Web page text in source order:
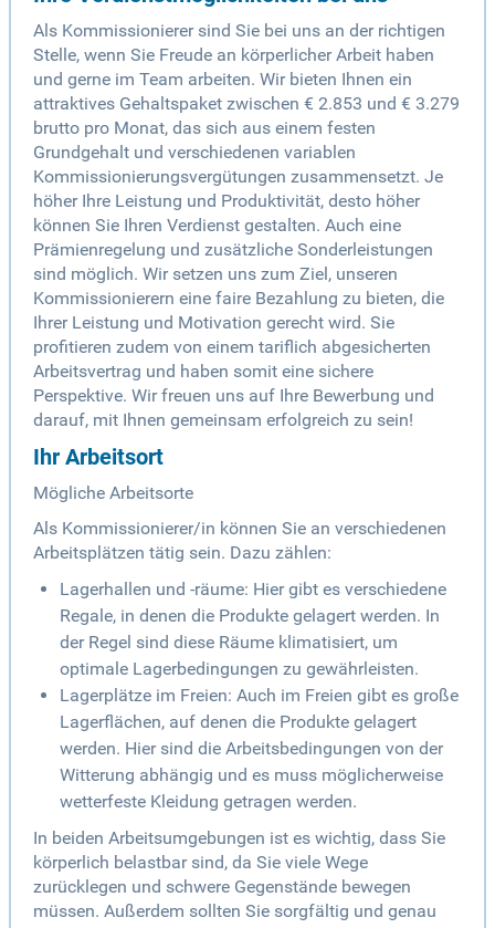
Als Kommissionierer sind Sie bei uns an der richtigen
Stelle, wenn Sie Freude an körperlicher Arbeit haben
und gerne im Team arbeiten. Wir bieten Ihnen ein
attraktives Gehaltspaket zwischen € 2.853 und € 3.279
brutto pro Monat, das sich aus einem festen
Grundgehalt und verschiedenen variablen
Kommissionierungsvergütungen zusammensetzt. Je
höher Ihre Leistung und Produktivität, desto höher
können Sie Ihren Verdienst gestalten. Auch eine
Prämienregelung und zusätzliche Sonderleistungen
sind möglich. Wir setzen uns zum Ziel, unseren
Kommissionierern eine faire Bezahlung zu bieten, die
Ihrer Leistung und Motivation gerecht wird. Sie
profitieren zudem von einem tariflich abgesicherten
Arbeitsvertrag und haben somit eine sichere
Perspektive. Wir freuen uns auf Ihre Bewerbung und
darauf, mit Ihnen gemeinsam erfolgreich zu sein!
Ihr Arbeitsort
Mögliche Arbeitsorte
Als Kommissionierer/in können Sie an verschiedenen
Arbeitsplätzen tätig sein. Dazu zählen:
Lagerhallen und -räume: Hier gibt es verschiedene
Regale, in denen die Produkte gelagert werden. In
der Regel sind diese Räume klimatisiert, um
optimale Lagerbedingungen zu gewährleisten.
Lagerplätze im Freien: Auch im Freien gibt es große
Lagerflächen, auf denen die Produkte gelagert
werden. Hier sind die Arbeitsbedingungen von der
Witterung abhängig und es muss möglicherweise
wetterfeste Kleidung getragen werden.
In beiden Arbeitsumgebungen ist es wichtig, dass Sie
körperlich belastbar sind, da Sie viele Wege
zurücklegen und schwere Gegenstände bewegen
müssen. Außerdem sollten Sie sorgfältig und genau